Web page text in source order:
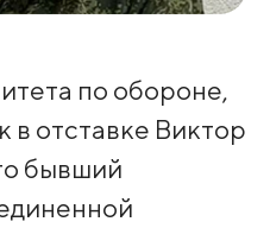
по обороне,
в отставке Виктор
бывший